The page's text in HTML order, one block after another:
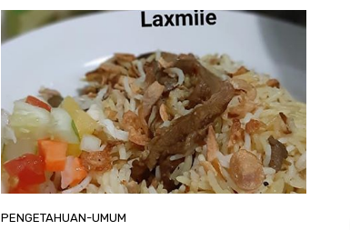
PENGETAHUAN-UMUM